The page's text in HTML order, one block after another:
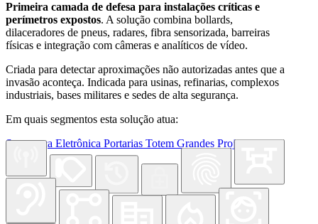
Primeira camada de defesa para instalações críticas e
perímetros expostos. A solução combina bollards,
dilaceradores de pneus, radares, fibra sensorizada, barreiras
físicas e integração com câmeras e analíticos de vídeo.
Criada para detectar aproximações não autorizadas antes que a
invasão aconteça. Indicada para usinas, refinarias, complexos
industriais, bases militares e sedes de alta segurança.
Em quais segmentos esta solução atua:
Segurança Eletrônica Portarias Totem Grandes Projetos